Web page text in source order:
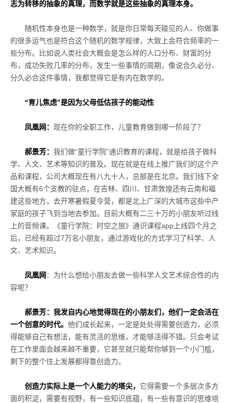
志为转移的抽象的真理，而数学就是这些抽象的真理本身。
随机性本身也是一种数学，就是你日常每天碰见的人、你做事
的很多运气也是符合这个随机的数学规律，大致上会符合频率的一
些分布。比如说人类社会大概会是怎么样的人口分布、财富的分
布，成功失败几率的分布，发生一些事情的周期，像说合久必分、
分久必合这件事情，我都觉得它是有内在数学的。
“育儿焦虑”是因为父母低估孩子的能动性
凤凰网： 现在你的全职工作，儿童教育做到哪一阶段了？
郝景芳： 我们做“童行学院”通识教育的课程，就是给孩子做科
学、人文、艺术等知识的普及。现在就是在线上推广我们的这个产
品和课程，公司大概现在有八九十人，总部是在北京。我们线下全
国大概有6个支教的驻点，在吉林、四川、甘肃敦煌还有云南和福
建这些地方，去开寒暑假夏令营，都是北上广深的大城市这些中产
家庭的孩子飞到当地去参加。目前大概有二三十万的小朋友听过线
上的音频课。《童行学院：时空之旅》通识课程app 上线四个月之
后，已经有超过7万名小朋友，通过游戏化的方式学习了科学、人
文、艺术知识。
凤凰网 ：为什么想给小朋友去做一些科学人文艺术综合性的内
容呢？
郝景芳：我发自内心地觉得现在的小朋友们，他们一定会活在
一个创意的时代。 他们成长起来，一定是处处得需要创造力，必须
得能够自己有想法，能有灵活的思维，才能够活得不错。只会考试
在工作里面会越来越不重要，它甚至就只能帮你够到一个小门槛，
剩下的整个往上发展都得靠创造力。
创造力实际上是一个人能力的塔尖， 它得需要一个多层次多方
面的积淀，需要有视野，有一些知识底蕴，有一些有意识的思维培